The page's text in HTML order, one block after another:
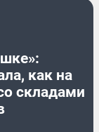
как на
складами